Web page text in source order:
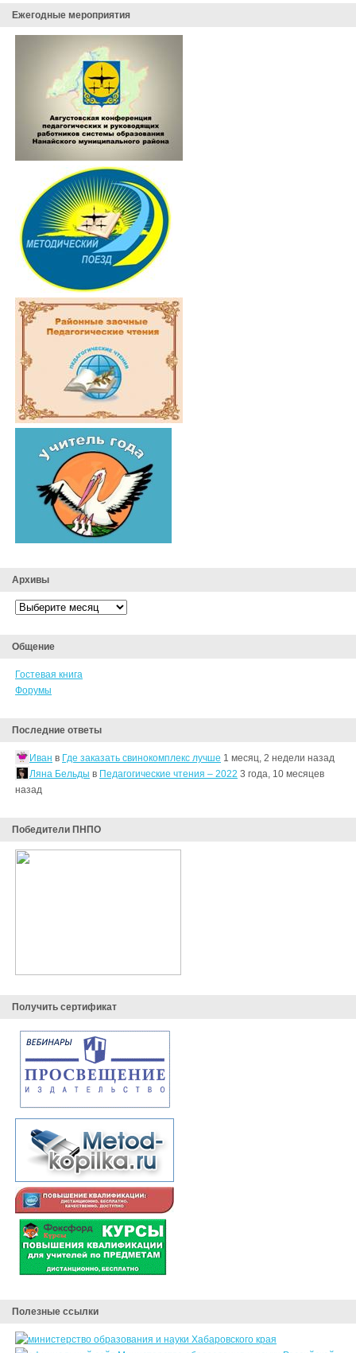
Ежегодные мероприятия
Архивы
Архивы
Общение
Гостевая книга
Форумы
Последние ответы
Иван в Где заказать свинокомплекс лучше 1 месяц, 2 недели назад
Ляна Бельды в Педагогические чтения – 2022 3 года, 10 месяцев
назад
Победители ПНПО
Получить сертификат
Полезные ссылки